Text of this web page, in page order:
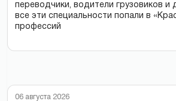
переводчики, водители грузовиков и
все эти специальности попали в
профессий
06 августа 2026